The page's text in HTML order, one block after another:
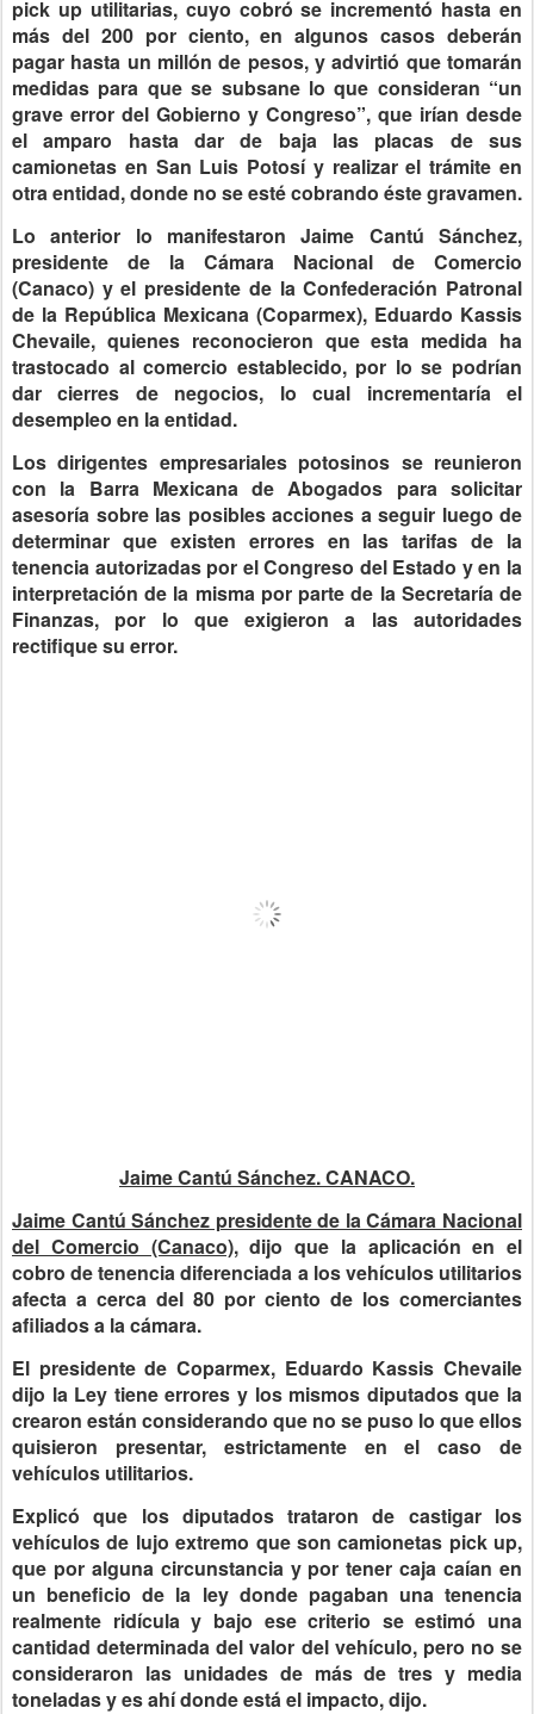
pick up utilitarias, cuyo cobró se incrementó hasta en
más del 200 por ciento, en algunos casos deberán
pagar hasta un millón de pesos, y advirtió que tomarán
medidas para que se subsane lo que consideran “un
grave error del Gobierno y Congreso”, que irían desde
el amparo hasta dar de baja las placas de sus
camionetas en San Luis Potosí y realizar el trámite en
otra entidad, donde no se esté cobrando éste gravamen.
Lo anterior lo manifestaron Jaime Cantú Sánchez,
presidente de la Cámara Nacional de Comercio
(Canaco) y el presidente de la Confederación Patronal
de la República Mexicana (Coparmex), Eduardo Kassis
Chevaile, quienes reconocieron que esta medida ha
trastocado al comercio establecido, por lo se podrían
dar cierres de negocios, lo cual incrementaría el
desempleo en la entidad.
Los dirigentes empresariales potosinos se reunieron
con la Barra Mexicana de Abogados para solicitar
asesoría sobre las posibles acciones a seguir luego de
determinar que existen errores en las tarifas de la
tenencia autorizadas por el Congreso del Estado y en la
interpretación de la misma por parte de la Secretaría de
Finanzas, por lo que exigieron a las autoridades
rectifique su error.
Jaime Cantú Sánchez. CANACO.
Jaime Cantú Sánchez presidente de la Cámara Nacional
del Comercio (Canaco),dijo que la aplicación en el
cobro de tenencia diferenciada a los vehículos utilitarios
afecta a cerca del 80 por ciento de los comerciantes
afiliados a la cámara.
El presidente de Coparmex, Eduardo Kassis Chevaile
dijo la Ley tiene errores y los mismos diputados que la
crearon están considerando que no se puso lo que ellos
quisieron presentar, estrictamente en el caso de
vehículos utilitarios.
Explicó que los diputados trataron de castigar los
vehículos de lujo extremo que son camionetas pick up,
que por alguna circunstancia y por tener caja caían en
un beneficio de la ley donde pagaban una tenencia
realmente ridícula y bajo ese criterio se estimó una
cantidad determinada del valor del vehículo, pero no se
consideraron las unidades de más de tres y media
toneladas y es ahí donde está el impacto, dijo.